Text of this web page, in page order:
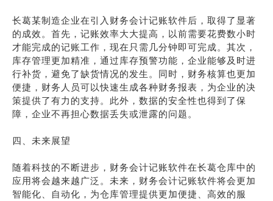
长葛某制造企业在引入财务会计记账软件后，取得了显著
的成效。首先，记账效率大大提高，以前需要花费数小时
才能完成的记账工作，现在只需几分钟即可完成。其次，
库存管理更加精准，通过库存预警功能，企业能够及时进
行补货，避免了缺货情况的发生。同时，财务核算也更加
便捷，财务人员可以快速生成各种财务报表，为企业的决
策提供了有力的支持。此外，数据的安全性也得到了保
障，企业不再担心数据丢失或泄露的问题。
四、未来展望
随着科技的不断进步，财务会计记账软件在长葛仓库中的
应用将会越来越广泛。未来，财务会计记账软件将会更加
智能化、自动化，为仓库管理提供更加便捷、高效的服